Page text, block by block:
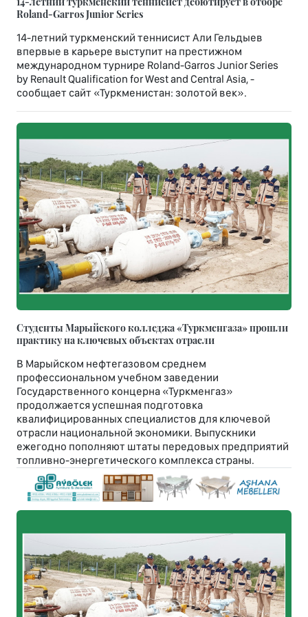
Roland-Garros Junior Series
14-летний туркменский теннисист Али Гельдыев
впервые в карьере выступит на престижном
международном турнире Roland-Garros Junior Series
by Renault Qualification for West and Central Asia, -
сообщает сайт «Туркменистан: золотой век».
Студенты Марыйского колледжа «Туркменгаза» прошли
практику на ключевых объектах отрасли
В Марыйском нефтегазовом среднем
профессиональном учебном заведении
Государственного концерна «Туркменгаз»
продолжается успешная подготовка
квалифицированных специалистов для ключевой
отрасли национальной экономики. Выпускники
ежегодно пополняют штаты передовых предприятий
топливно-энергетического комплекса страны.